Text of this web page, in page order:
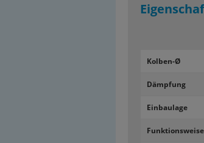
Kolben-​Ø
Dämp­fung
Ein­bau­la­ge
Funk­ti­ons­wei­se